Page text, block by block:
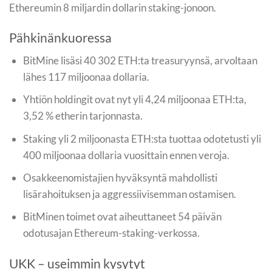
Ethereumin 8 miljardin dollarin staking-jonoon.
Pähkinänkuoressa
BitMine lisäsi 40 302 ETH:ta treasuryynsä, arvoltaan
lähes 117 miljoonaa dollaria.
Yhtiön holdingit ovat nyt yli 4,24 miljoonaa ETH:ta,
3,52 % etherin tarjonnasta.
Staking yli 2 miljoonasta ETH:sta tuottaa odotetusti yli
400 miljoonaa dollaria vuosittain ennen veroja.
Osakkeenomistajien hyväksyntä mahdollisti
lisärahoituksen ja aggressiivisemman ostamisen.
BitMinen toimet ovat aiheuttaneet 54 päivän
odotusajan Ethereum-staking-verkossa.
UKK – useimmin kysytyt